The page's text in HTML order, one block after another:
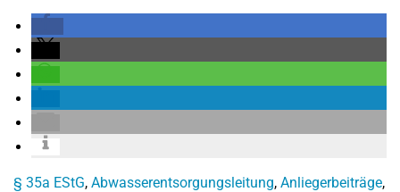
§ 35a EStG, Abwasserentsorgungsleitung, Anliegerbeiträge,